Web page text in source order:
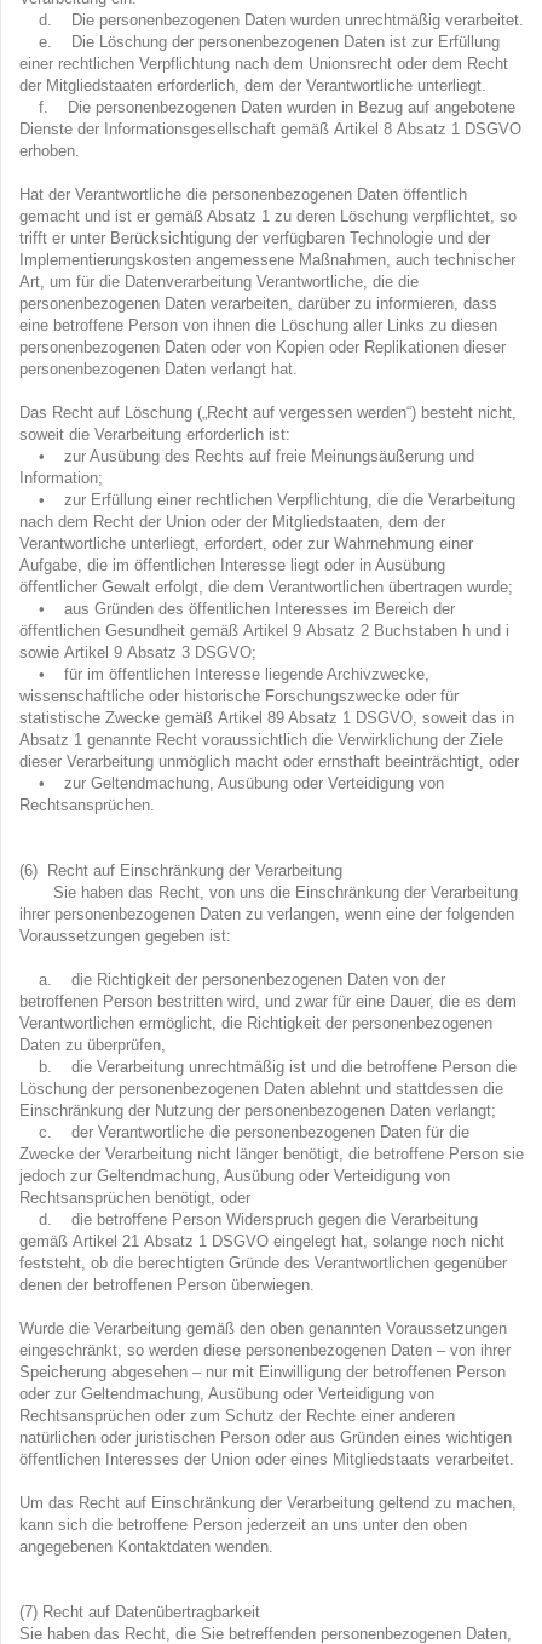
d. Die personenbezogenen Daten wurden unrechtmäßig verarbeitet.
e. Die Löschung der personenbezogenen Daten ist zur Erfüllung
einer rechtlichen Verpflichtung nach dem Unionsrecht oder dem Recht
der Mitgliedstaaten erforderlich, dem der Verantwortliche unterliegt.
f. Die personenbezogenen Daten wurden in Bezug auf angebotene
Dienste der Informationsgesellschaft gemäß Artikel 8 Absatz 1 DSGVO
erhoben.
Hat der Verantwortliche die personenbezogenen Daten öffentlich
gemacht und ist er gemäß Absatz 1 zu deren Löschung verpflichtet, so
trifft er unter Berücksichtigung der verfügbaren Technologie und der
Implementierungskosten angemessene Maßnahmen, auch technischer
Art, um für die Datenverarbeitung Verantwortliche, die die
personenbezogenen Daten verarbeiten, darüber zu informieren, dass
eine betroffene Person von ihnen die Löschung aller Links zu diesen
personenbezogenen Daten oder von Kopien oder Replikationen dieser
personenbezogenen Daten verlangt hat.
Das Recht auf Löschung („Recht auf vergessen werden“) besteht nicht,
soweit die Verarbeitung erforderlich ist:
• zur Ausübung des Rechts auf freie Meinungsäußerung und
Information;
• zur Erfüllung einer rechtlichen Verpflichtung, die die Verarbeitung
nach dem Recht der Union oder der Mitgliedstaaten, dem der
Verantwortliche unterliegt, erfordert, oder zur Wahrnehmung einer
Aufgabe, die im öffentlichen Interesse liegt oder in Ausübung
öffentlicher Gewalt erfolgt, die dem Verantwortlichen übertragen wurde;
• aus Gründen des öffentlichen Interesses im Bereich der
öffentlichen Gesundheit gemäß Artikel 9 Absatz 2 Buchstaben h und i
sowie Artikel 9 Absatz 3 DSGVO;
• für im öffentlichen Interesse liegende Archivzwecke,
wissenschaftliche oder historische Forschungszwecke oder für
statistische Zwecke gemäß Artikel 89 Absatz 1 DSGVO, soweit das in
Absatz 1 genannte Recht voraussichtlich die Verwirklichung der Ziele
dieser Verarbeitung unmöglich macht oder ernsthaft beeinträchtigt, oder
• zur Geltendmachung, Ausübung oder Verteidigung von
Rechtsansprüchen.
(6) Recht auf Einschränkung der Verarbeitung
Sie haben das Recht, von uns die Einschränkung der Verarbeitung
ihrer personenbezogenen Daten zu verlangen, wenn eine der folgenden
Voraussetzungen gegeben ist:
a. die Richtigkeit der personenbezogenen Daten von der
betroffenen Person bestritten wird, und zwar für eine Dauer, die es dem
Verantwortlichen ermöglicht, die Richtigkeit der personenbezogenen
Daten zu überprüfen,
b. die Verarbeitung unrechtmäßig ist und die betroffene Person die
Löschung der personenbezogenen Daten ablehnt und stattdessen die
Einschränkung der Nutzung der personenbezogenen Daten verlangt;
c. der Verantwortliche die personenbezogenen Daten für die
Zwecke der Verarbeitung nicht länger benötigt, die betroffene Person sie
jedoch zur Geltendmachung, Ausübung oder Verteidigung von
Rechtsansprüchen benötigt, oder
d. die betroffene Person Widerspruch gegen die Verarbeitung
gemäß Artikel 21 Absatz 1 DSGVO eingelegt hat, solange noch nicht
feststeht, ob die berechtigten Gründe des Verantwortlichen gegenüber
denen der betroffenen Person überwiegen.
Wurde die Verarbeitung gemäß den oben genannten Voraussetzungen
eingeschränkt, so werden diese personenbezogenen Daten – von ihrer
Speicherung abgesehen – nur mit Einwilligung der betroffenen Person
oder zur Geltendmachung, Ausübung oder Verteidigung von
Rechtsansprüchen oder zum Schutz der Rechte einer anderen
natürlichen oder juristischen Person oder aus Gründen eines wichtigen
öffentlichen Interesses der Union oder eines Mitgliedstaats verarbeitet.
Um das Recht auf Einschränkung der Verarbeitung geltend zu machen,
kann sich die betroffene Person jederzeit an uns unter den oben
angegebenen Kontaktdaten wenden.
(7) Recht auf Datenübertragbarkeit
Sie haben das Recht, die Sie betreffenden personenbezogenen Daten,